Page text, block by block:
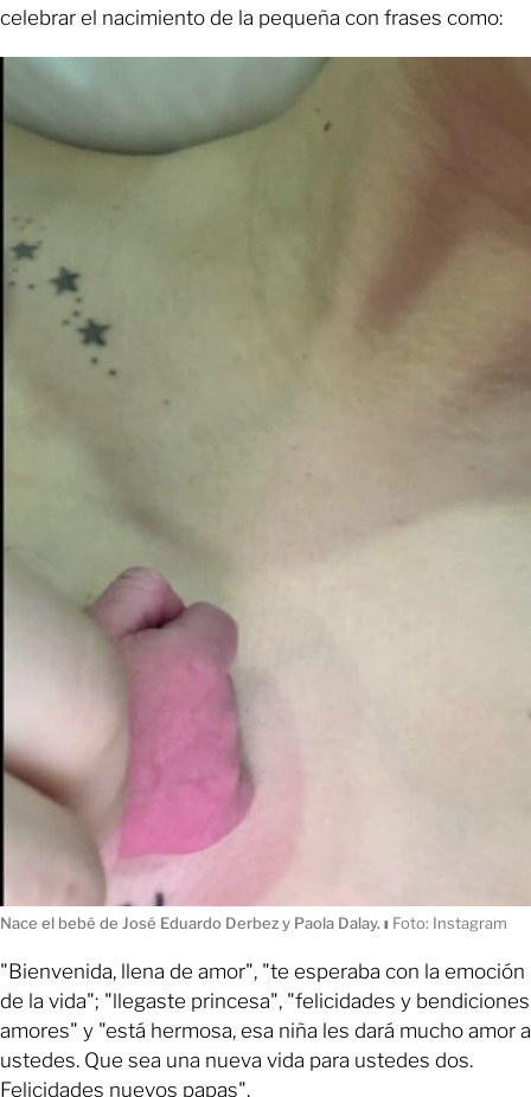
celebrar el nacimiento de la pequeña con frases como:
Nace el bebé de José Eduardo Derbez y Paola Dalay. ı Foto: Instagram
"Bienvenida, llena de amor", "te esperaba con la emoción
de la vida"; "llegaste princesa", "felicidades y bendiciones
amores" y "está hermosa, esa niña les dará mucho amor a
ustedes. Que sea una nueva vida para ustedes dos.
Felicidades nuevos papas".